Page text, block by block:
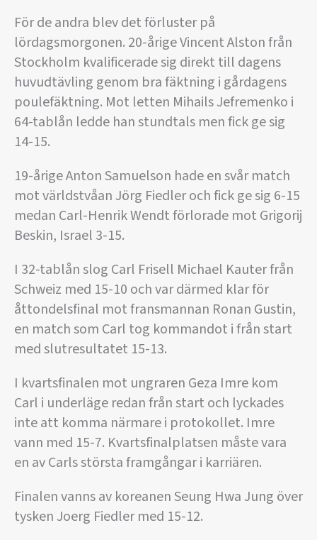
För de andra blev det förluster på
lördagsmorgonen. 20-årige Vincent Alston från
Stockholm kvalificerade sig direkt till dagens
huvudtävling genom bra fäktning i gårdagens
poulefäktning. Mot letten Mihails Jefremenko i
64-tablån ledde han stundtals men fick ge sig
14-15.
19-årige Anton Samuelson hade en svår match
mot världstvåan Jörg Fiedler och fick ge sig 6-15
medan Carl-Henrik Wendt förlorade mot Grigorij
Beskin, Israel 3-15.
I 32-tablån slog Carl Frisell Michael Kauter från
Schweiz med 15-10 och var därmed klar för
åttondelsfinal mot fransmannan Ronan Gustin,
en match som Carl tog kommandot i från start
med slutresultatet 15-13.
I kvartsfinalen mot ungraren Geza Imre kom
Carl i underläge redan från start och lyckades
inte att komma närmare i protokollet. Imre
vann med 15-7. Kvartsfinalplatsen måste vara
en av Carls största framgångar i karriären.
Finalen vanns av koreanen Seung Hwa Jung över
tysken Joerg Fiedler med 15-12.